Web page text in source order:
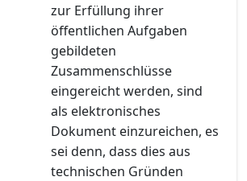
zur Erfüllung ihrer
öffentlichen Aufgaben
gebildeten
Zusammenschlüsse
eingereicht werden, sind
als elektronisches
Dokument einzureichen, es
sei denn, dass dies aus
technischen Gründen